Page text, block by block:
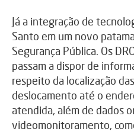
Já a integração de
Santo em um novo
Segurança Pública. Os
passam a dispor de
respeito da localização
deslocamento até o
atendida, além de dados
videomonitoramento,